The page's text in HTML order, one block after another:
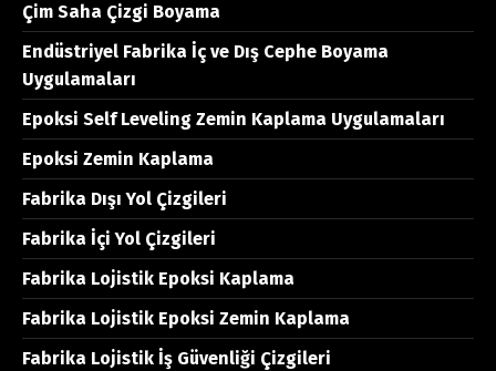
Çim Saha Çizgi Boyama
Endüstriyel Fabrika İç ve Dış Cephe Boyama
Uygulamaları
Epoksi Self Leveling Zemin Kaplama Uygulamaları
Epoksi Zemin Kaplama
Fabrika Dışı Yol Çizgileri
Fabrika İçi Yol Çizgileri
Fabrika Lojistik Epoksi Kaplama
Fabrika Lojistik Epoksi Zemin Kaplama
Fabrika Lojistik İş Güvenliği Çizgileri